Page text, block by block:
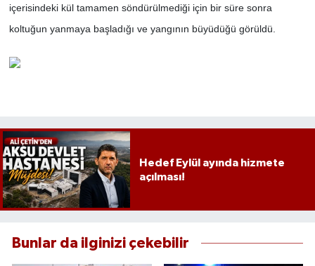
içerisindeki kül tamamen söndürülmediği için bir süre sonra
koltuğun yanmaya başladığı ve yangının büyüdüğü görüldü.
Hedef Eylül ayında hizmete
açılması!
Bunlar da ilginizi çekebilir